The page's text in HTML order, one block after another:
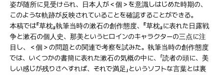
姿が随所に見受けられ、日本人が＜個＞を意識しはじめた時期の、
このような軌跡が反映されていることを確認することができる。
本稿では『草枕』執筆当時の漱石の創作態度、『草枕』に表れた日露戦
争と漱石の個人史、那美というヒロインのキャラクターの三点に注
目し、＜個＞の問題との関連で考察を試みた。執筆当時の創作態度
では、いくつかの書簡に表れた漱石の気概の中に、「読者の頭に、美
しい感じが残りさへすれば、それで満足」というソフトな言葉とは裏